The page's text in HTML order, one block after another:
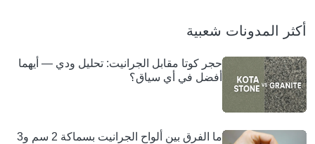
أكثر المدونات شعبية
حجر كوتا مقابل الجرانيت: تحليل ودي — أيهما
أفضل في أي سياق؟
ما الفرق بين ألواح الجرانيت بسماكة 2 سم و3